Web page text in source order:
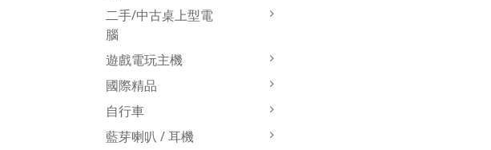
二手/中古桌上型電
腦
遊戲電玩主機
國際精品
自行車
藍芽喇叭 / 耳機